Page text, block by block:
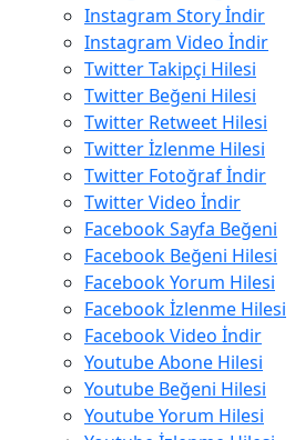
Instagram Story İndir
Instagram Video İndir
Twitter Takipçi Hilesi
Twitter Beğeni Hilesi
Twitter Retweet Hilesi
Twitter İzlenme Hilesi
Twitter Fotoğraf İndir
Twitter Video İndir
Facebook Sayfa Beğeni
Facebook Beğeni Hilesi
Facebook Yorum Hilesi
Facebook İzlenme Hilesi
Facebook Video İndir
Youtube Abone Hilesi
Youtube Beğeni Hilesi
Youtube Yorum Hilesi